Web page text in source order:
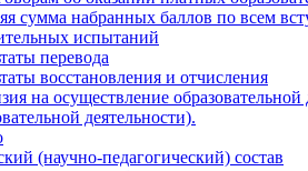
сумма набранных баллов по всем
испытаний
перевода
восстановления и отчисления
на осуществление
деятельности).
(научно-педагогический) состав